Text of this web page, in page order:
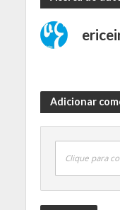
Adicionar
Clique para